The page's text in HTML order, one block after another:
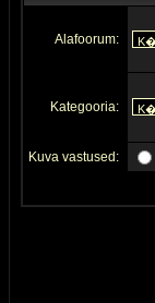
Alafoorum:
Kategooria:
Kuva vastused: